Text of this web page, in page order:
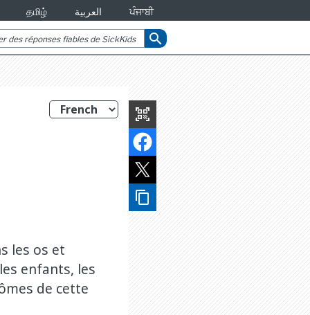
தமிழ் العربية ਪੰਜਾਬੀ
search
qr_code_scanner
content_copy
les os et
enfants, les
de cette